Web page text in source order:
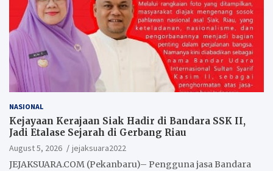
NASIONAL
Kejayaan Kerajaan Siak Hadir di Bandara SSK II,
Jadi Etalase Sejarah di Gerbang Riau
August 5, 2026
jejaksuara2022
JEJAKSUARA.COM (Pekanbaru)– Pengguna jasa Bandara